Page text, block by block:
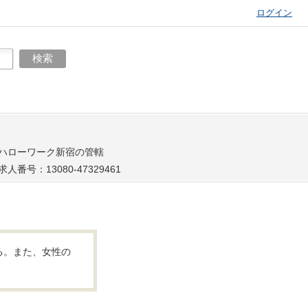
ログイン
ローワーク新宿の管轄
人番号：13080-47329461
。また、女性の